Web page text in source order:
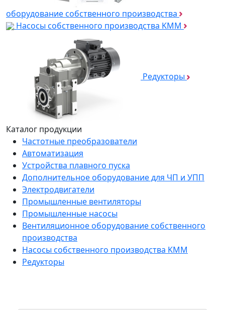
оборудование собственного производства
Насосы собственного производства KMM
Редукторы
Каталог продукции
Частотные преобразователи
Автоматизация
Устройства плавного пуска
Дополнительное оборудование для ЧП и УПП
Электродвигатели
Промышленные вентиляторы
Промышленные насосы
Вентиляционное оборудование собственного
производства
Насосы собственного производства KMM
Редукторы